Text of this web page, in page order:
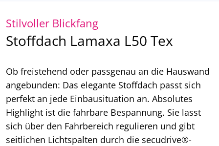
Stilvoller Blickfang
Stoffdach Lamaxa L50 Tex
Ob freistehend oder passgenau an die Hauswand
angebunden: Das elegante Stoffdach passt sich
perfekt an jede Einbausituation an. Absolutes
Highlight ist die fahrbare Bespannung. Sie lasst
sich über den Fahrbereich regulieren und gibt
seitlichen Lichtspalten durch die secudrive®-